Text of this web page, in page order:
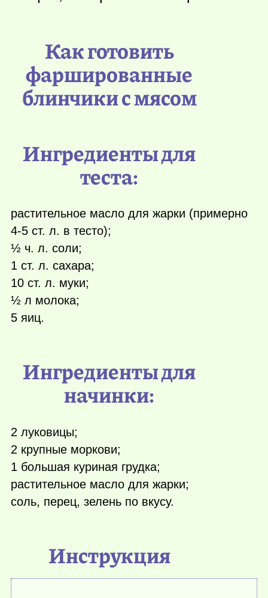
Как готовить
фаршированные
блинчики с мясом
Ингредиенты для
теста:
растительное масло для жарки (примерно
4-5 ст. л. в тесто);
½ ч. л. соли;
1 ст. л. сахара;
10 ст. л. муки;
½ л молока;
5 яиц.
Ингредиенты для
начинки:
2 луковицы;
2 крупные моркови;
1 большая куриная грудка;
растительное масло для жарки;
соль, перец, зелень по вкусу.
Инструкция